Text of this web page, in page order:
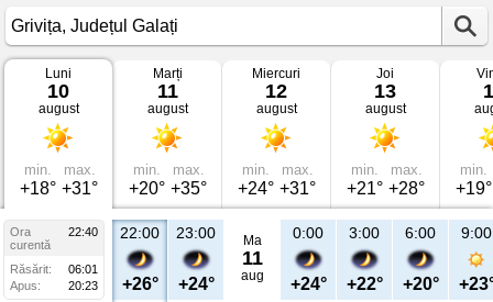
Vremea
Grivița
Județul
Galați
Luni
10
august
min.
+18°
max.
+31°
Marți
11
august
min.
+20°
max.
+35°
Miercuri
12
august
min.
+24°
max.
+31°
Joi
13
august
min.
+21°
max.
+28°
min.
+19°
Ora
22:40
curentă
Răsărit:
06:01
Apus:
20:23
22:00
+26°
23:00
+24°
Ma
11
aug
0:00
+24°
3:00
+22°
6:00
+20°
9:00